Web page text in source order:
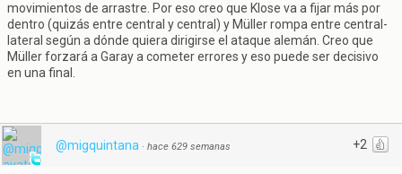
movimientos de arrastre. Por eso creo que Klose va a fijar más por
dentro (quizás entre central y central) y Müller rompa entre central-
lateral según a dónde quiera dirigirse el ataque alemán. Creo que
Müller forzará a Garay a cometer errores y eso puede ser decisivo
en una final.
+2
@migquintana · hace 629 semanas